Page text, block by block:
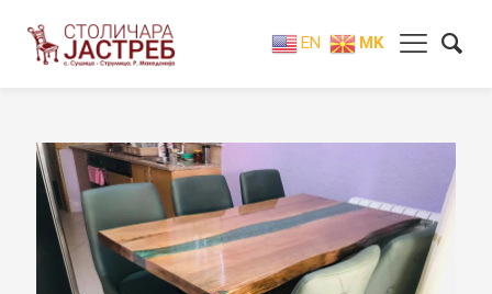
EN MK